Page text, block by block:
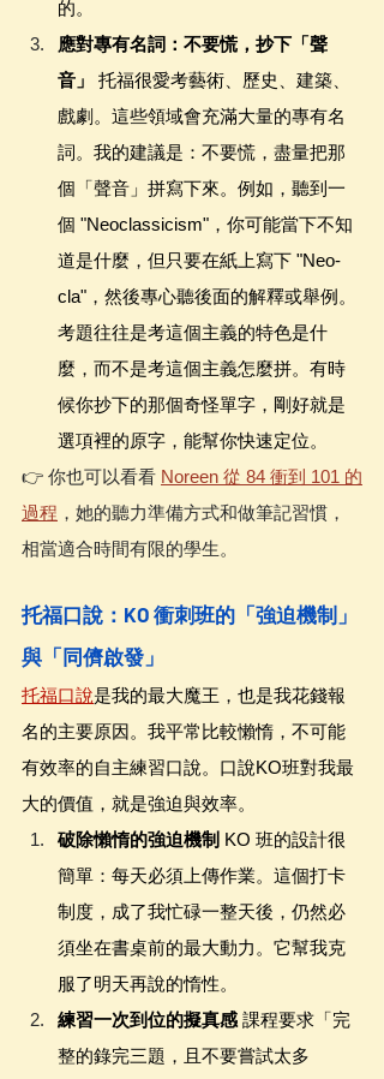
的。
應對專有名詞：不要慌，抄下「聲
音」
托福很愛考藝術、歷史、建築、
戲劇。這些領域會充滿大量的專有名
詞。我的建議是：不要慌，盡量把那
個「聲音」拼寫下來。例如，聽到一
個 "Neoclassicism"，你可能當下不知
道是什麼，但只要在紙上寫下 "Neo-
cla"，然後專心聽後面的解釋或舉例。
考題往往是考這個主義的特色是什
麼，而不是考這個主義怎麼拼。有時
候你抄下的那個奇怪單字，剛好就是
選項裡的原字，能幫你快速定位。
👉 你也可以看看 Noreen 從 84 衝到 101 的
過程 ，她的聽力準備方式和做筆記習慣，
相當適合時間有限的學生。
托福口說：KO 衝刺班的「強迫機制」
與「同儕啟發」
托福口說是我的最大魔王，也是我花錢報
名的主要原因。我平常比較懶惰，不可能
有效率的自主練習口說。口說KO班對我最
大的價值，就是強迫與效率。
破除懶惰的強迫機制 KO 班的設計很
簡單：每天必須上傳作業。這個打卡
制度，成了我忙碌一整天後，仍然必
須坐在書桌前的最大動力。它幫我克
服了明天再說的惰性。
練習一次到位的擬真感 課程要求「完
整的錄完三題，且不要嘗試太多